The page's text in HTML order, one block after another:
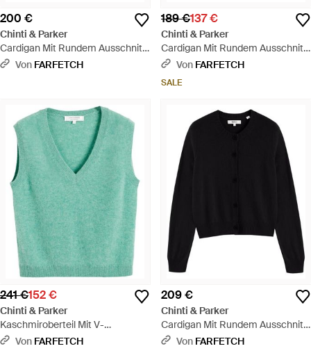
200 €
Chinti & Parker
Cardigan Mit Rundem Ausschnitt
- LilaVon FARFETCH
189 €137 €
Chinti & Parker
Cardigan Mit Rundem Ausschnitt
- Blau
Von FARFETCH
SALE
241 €152 €
Chinti & Parker
Kaschmiroberteil Mit V-
Ausschnitt - Grün
Von FARFETCH
209 €
Chinti & Parker
Cardigan Mit Rundem Ausschnitt
- Schwarz
Von FARFETCH